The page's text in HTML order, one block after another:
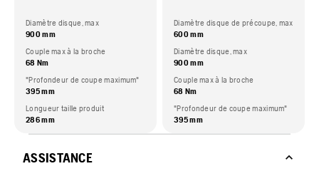
Diamètre disque, max
900 mm
Couple max à la broche
68 Nm
"Profondeur de coupe maximum"
395 mm
Longueur taille produit
286 mm
Diamètre disque de précoupe, max
600 mm
Diamètre disque, max
900 mm
Couple max à la broche
68 Nm
"Profondeur de coupe maximum"
395 mm
ASSISTANCE